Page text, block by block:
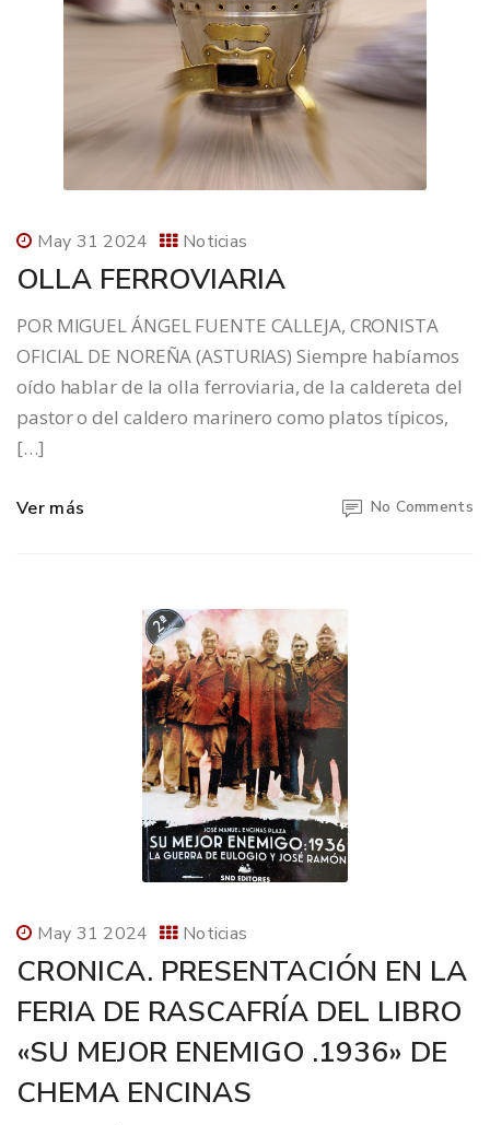
May 31 2024 Noticias
OLLA FERROVIARIA
POR MIGUEL ÁNGEL FUENTE CALLEJA, CRONISTA
OFICIAL DE NOREÑA (ASTURIAS) Siempre habíamos
oído hablar de la olla ferroviaria, de la caldereta del
pastor o del caldero marinero como platos típicos,
[…]
Ver más No Comments
May 31 2024 Noticias
CRONICA. PRESENTACIÓN EN LA
FERIA DE RASCAFRÍA DEL LIBRO
«SU MEJOR ENEMIGO .1936» DE
CHEMA ENCINAS